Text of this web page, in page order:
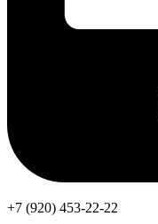
+7 (920) 453-22-22